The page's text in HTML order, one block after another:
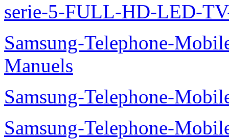
serie-5-FULL-HD-LED-
Samsung-Telephone-
Manuels
Samsung-Telephone-
Samsung-Telephone-